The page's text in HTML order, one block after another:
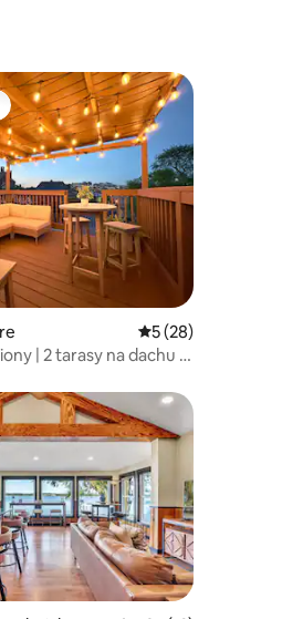
recenzji: 25
z kategorii Wybór gości
Średnia ocena: 5
5 (28)
| 2 tarasy na dachu |